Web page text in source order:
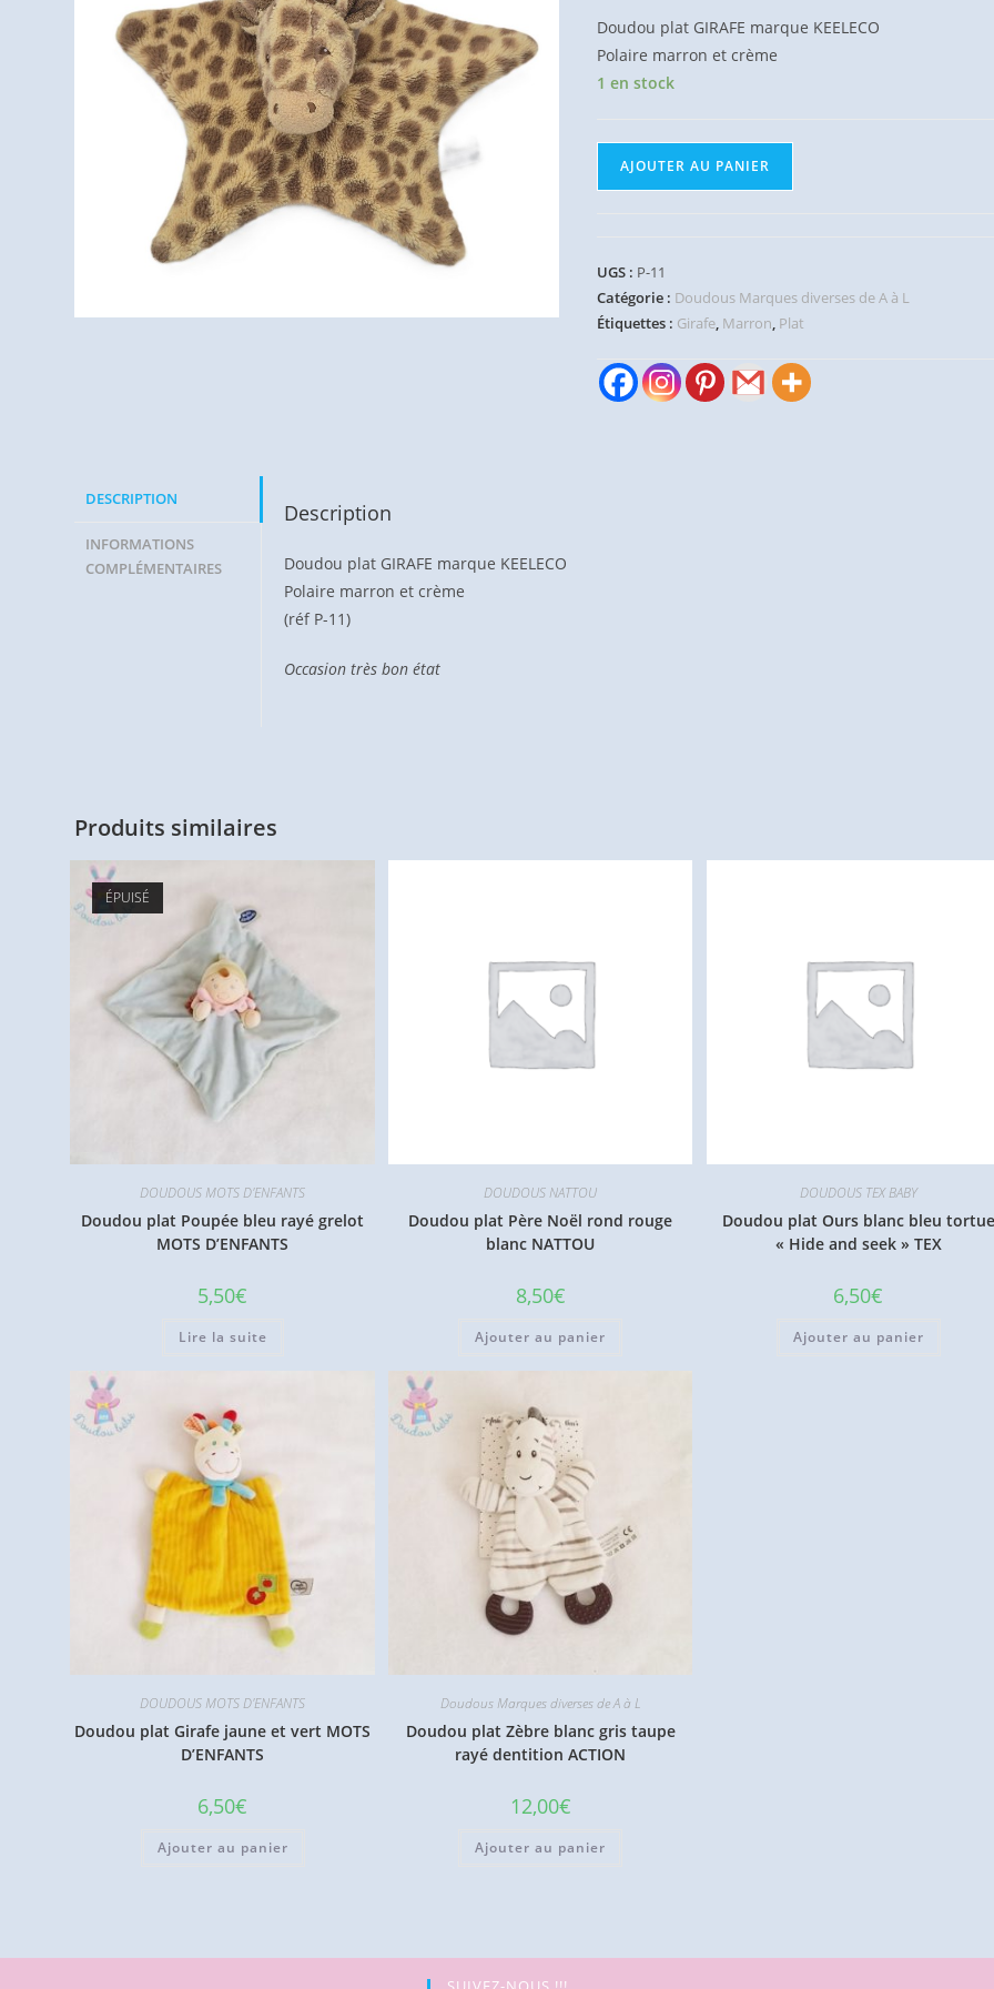
Doudou plat GIRAFE marque KEELECO
Polaire marron et crème
1 en stock
Girafe
polaire
marron
KEELECO
AJOUTER AU PANIER
UGS : P-11
Catégorie : Doudous Marques diverses de A à L
Étiquettes : Girafe, Marron, Plat
DESCRIPTION
INFORMATIONS
COMPLÉMENTAIRES
Description
Doudou plat GIRAFE marque KEELECO
Polaire marron et crème
(réf P-11)
Occasion très bon état
Produits similaires
ÉPUISÉ
DOUDOUS MOTS D'ENFANTS
Doudou plat Poupée bleu rayé grelot
MOTS D’ENFANTS
5,50€
Lire la suite
DOUDOUS NATTOU
Doudou plat Père Noël rond rouge
blanc NATTOU
8,50€
Ajouter au panier
DOUDOUS TEX BABY
Doudou plat Ours blanc bleu tortue
« Hide and seek » TEX
6,50€
Ajouter au panier
DOUDOUS MOTS D'ENFANTS
Doudou plat Girafe jaune et vert MOTS
D’ENFANTS
6,50€
Ajouter au panier
Doudous Marques diverses de A à L
Doudou plat Zèbre blanc gris taupe
rayé dentition ACTION
12,00€
Ajouter au panier